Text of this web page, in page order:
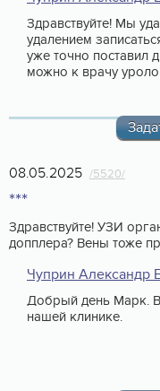
Здравствуйте! Мы
удалением
уже точно поставил
можно к врачу
08.05.2025 /5520/
***
Здравствуйте! УЗИ
допплера? Вены тоже
Чуприн Александр
Добрый день Марк.
нашей клинике.